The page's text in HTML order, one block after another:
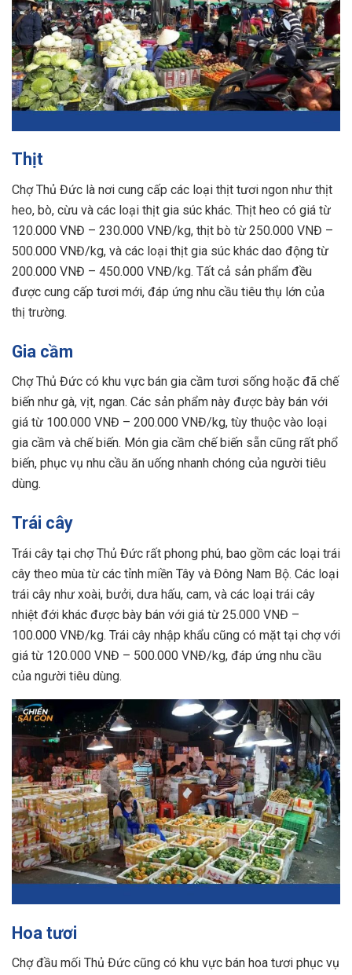
Thịt
Chợ Thủ Đức là nơi cung cấp các loại thịt tươi ngon như thịt
heo, bò, cừu và các loại thịt gia súc khác. Thịt heo có giá từ
120.000 VNĐ – 230.000 VNĐ/kg, thịt bò từ 250.000 VNĐ –
500.000 VNĐ/kg, và các loại thịt gia súc khác dao động từ
200.000 VNĐ – 450.000 VNĐ/kg. Tất cả sản phẩm đều
được cung cấp tươi mới, đáp ứng nhu cầu tiêu thụ lớn của
thị trường.
Gia cầm
Chợ Thủ Đức có khu vực bán gia cầm tươi sống hoặc đã chế
biến như gà, vịt, ngan. Các sản phẩm này được bày bán với
giá từ 100.000 VNĐ – 200.000 VNĐ/kg, tùy thuộc vào loại
gia cầm và chế biến. Món gia cầm chế biến sẵn cũng rất phổ
biến, phục vụ nhu cầu ăn uống nhanh chóng của người tiêu
dùng.
Trái cây
Trái cây tại chợ Thủ Đức rất phong phú, bao gồm các loại trái
cây theo mùa từ các tỉnh miền Tây và Đông Nam Bộ. Các loại
trái cây như xoài, bưởi, dưa hấu, cam, và các loại trái cây
nhiệt đới khác được bày bán với giá từ 25.000 VNĐ –
100.000 VNĐ/kg. Trái cây nhập khẩu cũng có mặt tại chợ với
giá từ 120.000 VNĐ – 500.000 VNĐ/kg, đáp ứng nhu cầu
của người tiêu dùng.
Hoa tươi
Chợ đầu mối Thủ Đức cũng có khu vực bán hoa tươi phục vụ